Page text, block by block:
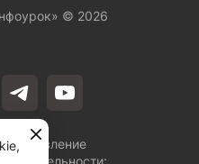
деятельности:
© 2026